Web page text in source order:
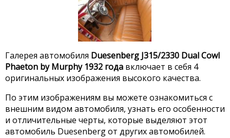
Галерея автомобиля Duesenberg J315/2330 Dual Cowl
Phaeton by Murphy 1932 года включает в себя 4
оригинальных изображения высокого качества.
По этим изображениям вы можете ознакомиться с
внешним видом автомобиля, узнать его особенности
и отличительные черты, которые выделяют этот
автомобиль Duesenberg от других автомобилей.